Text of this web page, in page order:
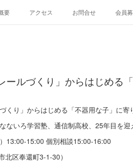
要 アクセス お問合せ 会員
ールづくり」からはじめる
くり」からはじめる「不器用な子」に
ないろ学習塾、通信制高校、25年目を
13:00-15:00 個別相談15:00-16:00
区奉還町3-1-30）